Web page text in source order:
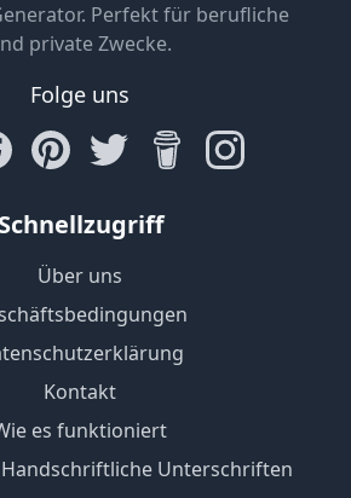
Perfekt für berufliche
private Zwecke.
Folge uns
Schnellzugriff
Über uns
Kontakt
es funktioniert
Unterschriften